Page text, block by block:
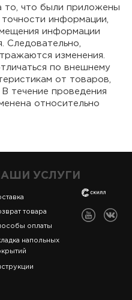
то, что были приложены
информации,
информации
Следовательно,
изменения.
по внешнему
от товаров,
течение проведения
относительно
УСЛУГИ
товара
оплаты
напольных